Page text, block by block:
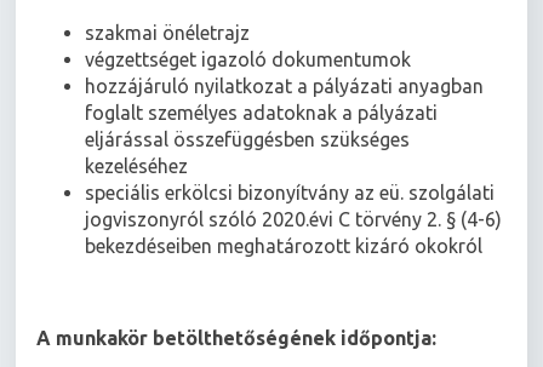
szakmai önéletrajz
végzettséget igazoló dokumentumok
hozzájáruló nyilatkozat a pályázati anyagban
foglalt személyes adatoknak a pályázati
eljárással összefüggésben szükséges
kezeléséhez
speciális erkölcsi bizonyítvány az eü. szolgálati
jogviszonyról szóló 2020.évi C törvény 2. § (4-6)
bekezdéseiben meghatározott kizáró okokról
A munkakör betölthetőségének időpontja: